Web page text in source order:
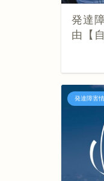
発達
由【
発達障害